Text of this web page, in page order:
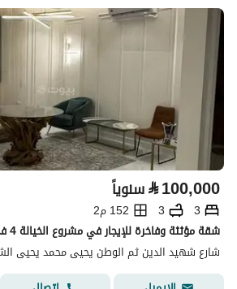
⃁100,000 سنوياً
3
3
152 م2